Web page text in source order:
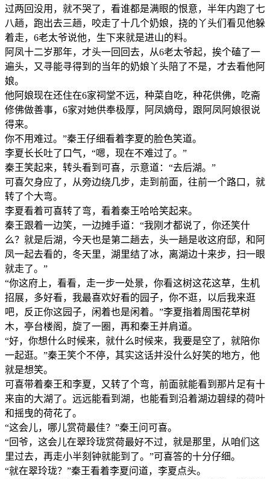
过两回没用，就不哭了，看谁都是满眼的恨意，半年内跑了七
八趟，跑出去三趟，咬走了十几个奶娘，挠的丫头们看见他躲
着走，6老太爷说他，生下来就是进山的料。
阿凤十二岁那年，才头一回回去，从6老太爷起，挨个磕了一
遍头，又寻能寻得到的当年的奶娘丫头陪了不是，才去看他阿
娘。
他阿娘现在还住在6家祠堂不远，种菜自吃，种花供佛，吃斋
修佛做善事，6家对她供奉极厚，阿凤嫡母，跟阿凤阿娘很说
得来。
你不用难过。”秦王仔细看着李夏的脸色笑道。
李夏长长吐了口气，“嗯，现在不难过了。”
秦王笑起来，转头看到可喜，示意道：“去后湖。”
可喜欠身应了，从旁边绕几步，走到前面，往前一个路口，就
转了个大弯。
李夏看着可喜转了弯，看着秦王哈哈笑起来。
秦王跟着一边笑，一边摊手道：“我刚才都说了，你还笑什
么？就是后湖，今天也是第二趟去，头一趟是收这府邸，和阿
凤一起去看的，冬天里，湖里结了冰，离湖边十来步，扫一眼
就走了。”
“你这府上，看看，走一步一处景，你看这树这花这草，生机
招展，多好看，我最喜欢好看的园子，你不逛，以后我来逛
吧，反正你这园子，闲着也是闲着。”李夏指着周围花草树
木，亭台楼阁，旋了一圈，再和秦王并肩道。
“好，你想什么时候来，就什么时候来，我要是空了，就陪你
一起逛。”秦王笑个不停，其实这话并没什么好笑的地方，他
就是想笑。
可喜带着秦王和李夏，又转了个弯，前面就能看到那片足有十
来亩的大湖了。远远能看到湖，也能看到沿着湖边碧绿的荷叶
和摇曳的荷花了。
“这会儿，哪儿赏荷最佳？”秦王问可喜。
“回爷，这会儿在翠玲珑赏荷最好不过，就是那里，从咱们这
里过去，再走小半刻钟就能到了。”可喜答的十分仔细。
“就在翠玲珑？”秦王看着李夏问道，李夏点头。